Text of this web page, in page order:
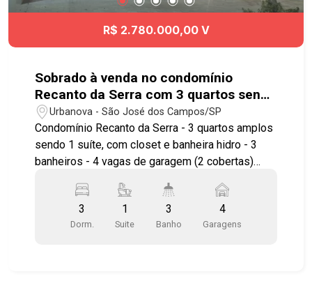
R$ 2.780.000,00 V
Sobrado à venda no condomínio
Recanto da Serra com 3 quartos sendo
1 suíte - 244 m² - Urbanova - SJC
Urbanova - São José dos Campos/SP
Condomínio Recanto da Serra - 3 quartos amplos
sendo 1 suíte, com closet e banheira hidro - 3
banheiros - 4 vagas de garagem (2 cobertas)
sala de TV, sala de jantar e sala de estar -
Cozinha com copa com armários planejados -
Churrasqueira Gourmet com coifa - Piscina
3
Dorm.
1
Suite
3
Banho
4
Garagens